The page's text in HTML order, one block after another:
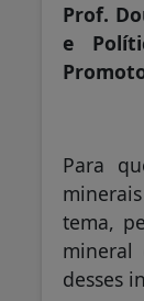
Prof.
e
Para
tema,
mineral
desses